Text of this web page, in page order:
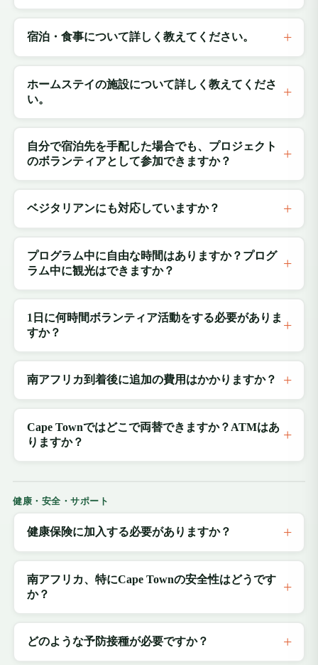
宿泊・食事について詳しく教えてください。
ホームステイの施設について詳しく教えてくださ
い。
自分で宿泊先を手配した場合でも、プロジェクト
のボランティアとして参加できますか？
ベジタリアンにも対応していますか？
プログラム中に自由な時間はありますか？プログ
ラム中に観光はできますか？
1日に何時間ボランティア活動をする必要がありま
すか？
南アフリカ到着後に追加の費用はかかりますか？
Cape Townではどこで両替できますか？ATMはあ
りますか？
健康・安全・サポート
健康保険に加入する必要がありますか？
南アフリカ、特にCape Townの安全性はどうです
か？
どのような予防接種が必要ですか？